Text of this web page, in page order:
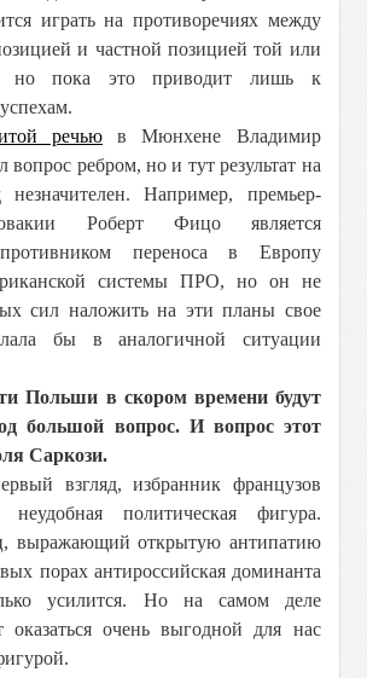
играть на противоречиях между
и частной позицией той или
но пока это приводит лишь к
речьюв Мюнхене Владимир
вопрос ребром, но и тут результат на
незначителен. Например, премьер-
Роберт Фицо является
переноса в Европу
системы ПРО, но он не
сил наложить на эти планы свое
бы в аналогичной ситуации
Польши в скором времени будут
большой вопрос. И вопрос этот
Саркози.
взгляд, избранник французов
политическая фигура.
выражающий открытую антипатию
порах антироссийская доминанта
усилится. Но на самом деле
оказаться очень выгодной для нас